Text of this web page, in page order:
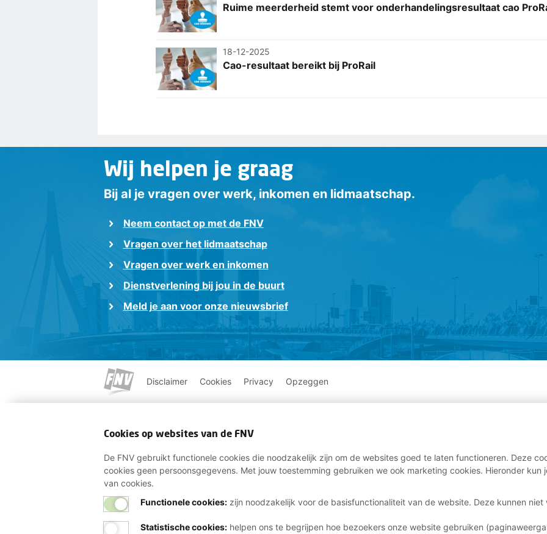
Ruime meerderheid stemt voor onderhandelingsresultaat cao
18-12-2025
Cao-resultaat bereikt bij ProRail
Wij helpen je graag
Bij al je vragen over werk, inkomen en lidmaatschap.
Neem contact op met de FNV
Vragen over het lidmaatschap
Vragen over werk en inkomen
Dienstverlening bij jou in de buurt
Meld je aan voor onze nieuwsbrief
Disclaimer Cookies Privacy Opzeggen
Cookies op websites van de FNV
De FNV gebruikt functionele cookies die noodzakelijk zijn om de websites goed te laten functioneren. Deze
cookies geen persoonsgegevens. Met jouw toestemming gebruiken we ook marketing cookies. Hieronder
van cookies.
Functionele cookies:zijn noodzakelijk voor de basisfunctionaliteit van de website. Deze kunnen niet
Statistische cookies: helpen ons te begrijpen hoe bezoekers onze website gebruiken